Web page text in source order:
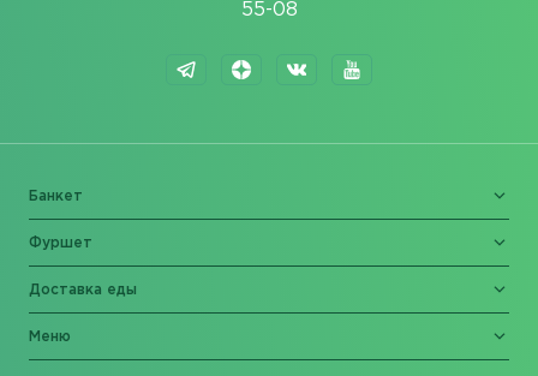
55-08
Банкет
Фуршет
Доставка еды
Меню